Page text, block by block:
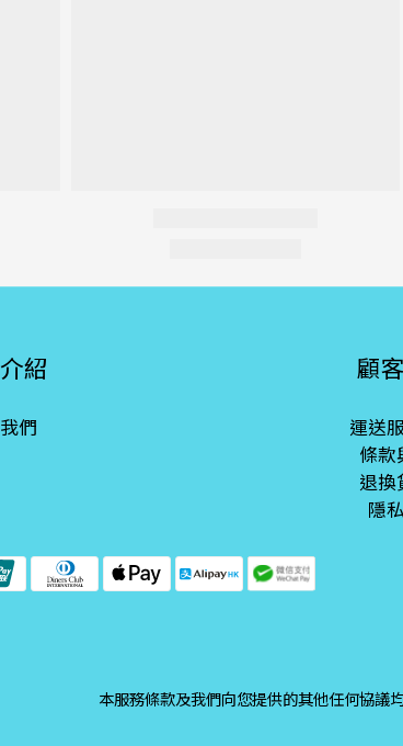
紹
們
顧
運送
條款
退換
隱
本服務條款及我們向您提供的其他任何協議